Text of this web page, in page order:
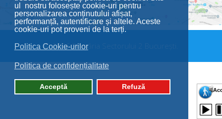
ul nostru folosește cookie-uri pentru
personalizarea conținutului afișat,
performanță, autentificare și altele. Aceste
cookie-uri pot proveni de la terți.
Politica Cookie-urilor
Politica de confidențialitate
Acceptă Refuză
© 2026 Primăria Sectorului 2 București.